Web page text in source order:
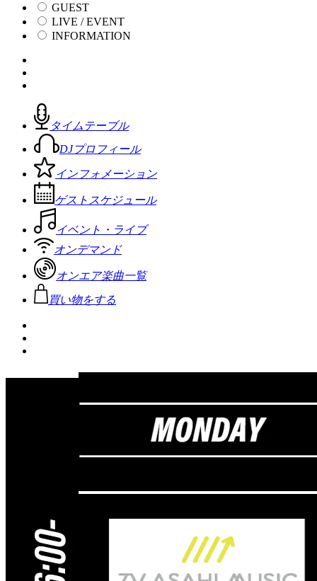
GUEST
LIVE / EVENT
INFORMATION
タイムテーブル
DJプロフィール
インフォメーション
ゲストスケジュール
イベント・ライブ
オンデマンド
オンエア楽曲一覧
買い物をする